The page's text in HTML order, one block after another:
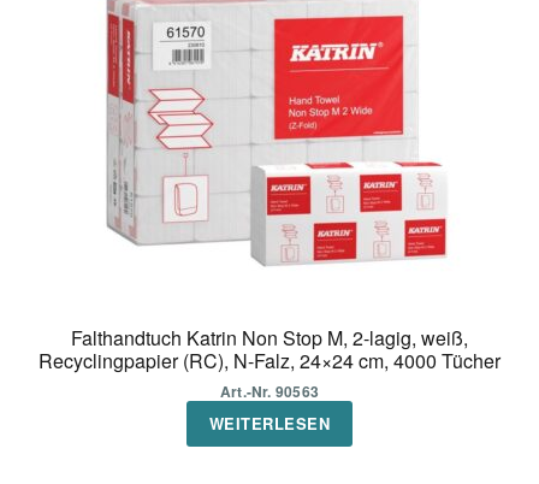
Falthandtuch Katrin Non Stop M, 2-lagig, weiß,
Recyclingpapier (RC), N-Falz, 24×24 cm, 4000 Tücher
Art.-Nr. 90563
WEITERLESEN